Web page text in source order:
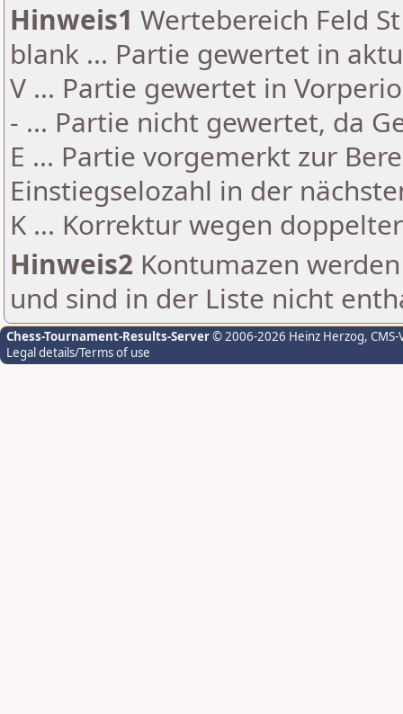
Hinweis1 Wertebereich Feld
blank ... Partie gewertet in
V ... Partie gewertet in
- ... Partie nicht gewertet, da
E ... Partie vorgemerkt zur
Einstiegselozahl in der
K ... Korrektur wegen
Hinweis2 Kontumazen
und sind in der Liste nicht
Chess-Tournament-Results-Server© 2006-2026 Heinz Herzog,
Legal details/Terms of use